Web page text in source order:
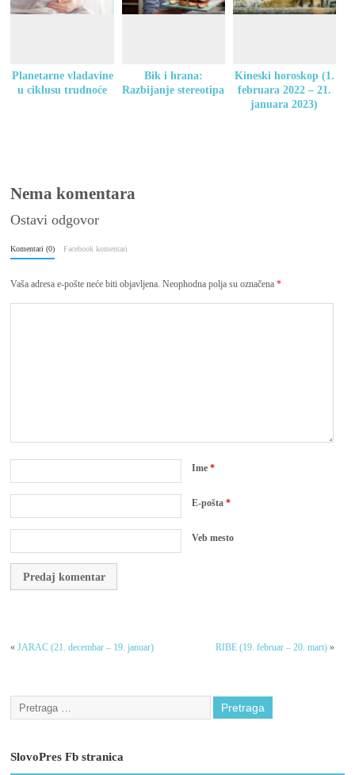
Planetarne vladavine
u ciklusu trudnoće
Bik i hrana:
Razbijanje stereotipa
Kineski horoskop (1.
februara 2022 – 21.
januara 2023)
Nema komentara
Ostavi odgovor
Komentari (0) Facebook komentari
Vaša adresa e-pošte neće biti objavljena. Neophodna polja su označena*
Ime*
E-pošta*
Veb mesto
«JARAC (21. decembar – 19. januar) RIBE (19. februar – 20. mart)»
SlovoPres Fb stranica